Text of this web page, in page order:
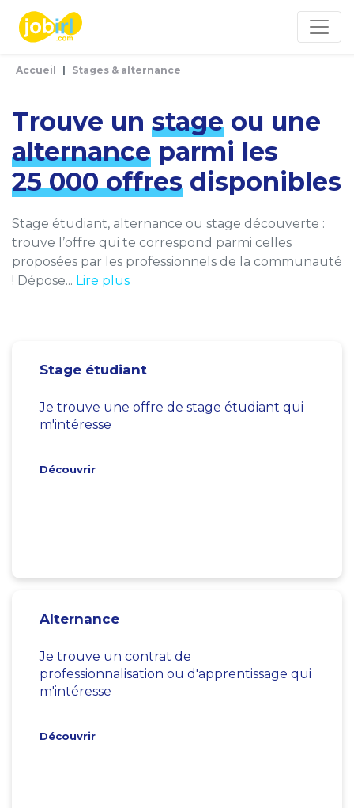
Accueil Stages & alternance
Trouve un stage ou une
alternance parmi les
25 000 offres disponibles
Stage étudiant, alternance ou stage découverte :
trouve l’offre qui te correspond parmi celles
proposées par les professionnels de la communauté
! Dépose... Lire plus
Stage étudiant
Je trouve une offre de stage étudiant qui
m'intéresse
Découvrir
Alternance
Je trouve un contrat de
professionnalisation ou d'apprentissage qui
m'intéresse
Découvrir
Panneau de gestion des cookies